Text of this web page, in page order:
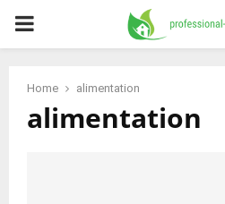
PRIMARY
Home alimentation
alimentation